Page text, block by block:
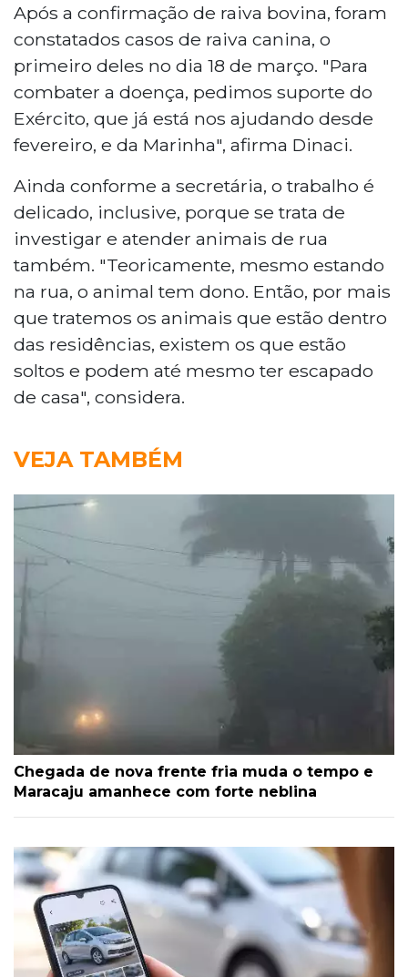
Após a confirmação de raiva bovina, foram
constatados casos de raiva canina, o
primeiro deles no dia 18 de março. "Para
combater a doença, pedimos suporte do
Exército, que já está nos ajudando desde
fevereiro, e da Marinha", afirma Dinaci.
Ainda conforme a secretária, o trabalho é
delicado, inclusive, porque se trata de
investigar e atender animais de rua
também. "Teoricamente, mesmo estando
na rua, o animal tem dono. Então, por mais
que tratemos os animais que estão dentro
das residências, existem os que estão
soltos e podem até mesmo ter escapado
de casa", considera.
VEJA TAMBÉM
Chegada de nova frente fria muda o tempo e
Maracaju amanhece com forte neblina